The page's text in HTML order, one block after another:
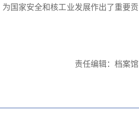
国家安全和核工业发展作出了重要贡
责任编辑：档案馆